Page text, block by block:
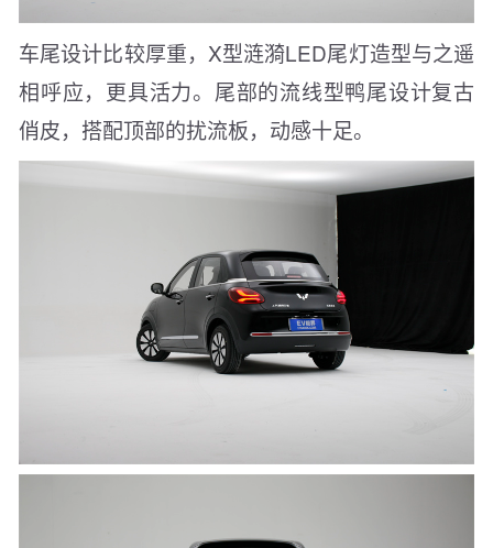
车尾设计比较厚重，X型涟漪LED尾灯造型与之遥
相呼应，更具活力。尾部的流线型鸭尾设计复古
俏皮，搭配顶部的扰流板，动感十足。